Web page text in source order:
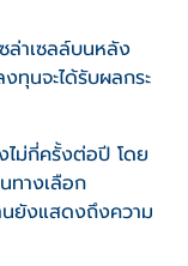
าเซลล์บนหลัง
ทุนจะได้รับผลกระ
ไม่กี่ครั้งต่อปี โดย
ทางเลือก
นยังแสดงถึงความ